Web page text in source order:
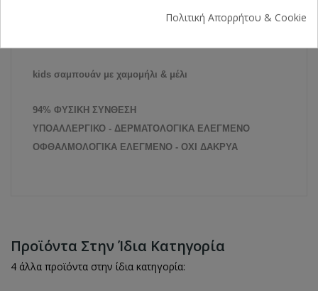
ΛΕΠΤΟΜΈΡΕΙΕΣ ΠΡΟΪΌΝΤΟΣ
kids σαμπουάν με χαμομήλι & μέλι
94% ΦΥΣΙΚΗ ΣΥΝΘΕΣΗ
ΥΠΟΑΛΛΕΡΓΙΚΟ - ΔΕΡΜΑΤΟΛΟΓΙΚΑ ΕΛΕΓΜΕΝΟ
ΟΦΘΑΛΜΟΛΟΓΙΚΑ ΕΛΕΓΜΕΝΟ - ΟΧΙ ΔΑΚΡΥΑ
Προϊόντα Στην Ίδια Κατηγορία
4 άλλα προϊόντα στην ίδια κατηγορία:
Πολιτική Απορρήτου & Cookie